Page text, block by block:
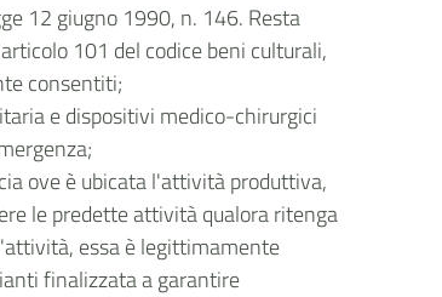
12 giugno 1990, n. 146. Resta
101 del codice beni culturali,
consentiti;
e dispositivi medico-chirurgici
ove è ubicata l'attività produttiva,
le predette attività qualora ritenga
essa è legittimamente
finalizzata a garantire